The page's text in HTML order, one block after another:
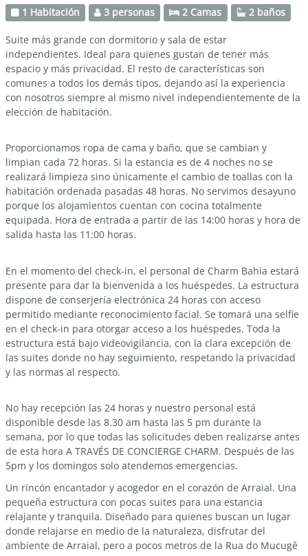
1 Habitación 3 personas 2 Camas 2 baños
Suite más grande con dormitorio y sala de estar
independientes. Ideal para quienes gustan de tener más
espacio y más privacidad. El resto de características son
comunes a todos los demás tipos, dejando así la experiencia
con nosotros siempre al mismo nivel independientemente de la
elección de habitación.
Proporcionamos ropa de cama y baño, que se cambian y
limpian cada 72 horas. Si la estancia es de 4 noches no se
realizará limpieza sino únicamente el cambio de toallas con la
habitación ordenada pasadas 48 horas. No servimos desayuno
porque los alojamientos cuentan con cocina totalmente
equipada. Hora de entrada a partir de las 14:00 horas y hora de
salida hasta las 11:00 horas.
En el momento del check-in, el personal de Charm Bahia estará
presente para dar la bienvenida a los huéspedes. La estructura
dispone de conserjería electrónica 24 horas con acceso
permitido mediante reconocimiento facial. Se tomará una selfie
en el check-in para otorgar acceso a los huéspedes. Toda la
estructura está bajo videovigilancia, con la clara excepción de
las suites donde no hay seguimiento, respetando la privacidad
y las normas al respecto.
No hay recepción las 24 horas y nuestro personal está
disponible desde las 8.30 am hasta las 5 pm durante la
semana, por lo que todas las solicitudes deben realizarse antes
de esta hora A TRAVÉS DE CONCIERGE CHARM. Después de las
5pm y los domingos solo atendemos emergencias.
Un rincón encantador y acogedor en el corazón de Arraial. Una
pequeña estructura con pocas suites para una estancia
relajante y tranquila. Diseñado para quienes buscan un lugar
donde relajarse en medio de la naturaleza, disfrutar del
ambiente de Arraial, pero a pocos metros de la Rua do Mucugê